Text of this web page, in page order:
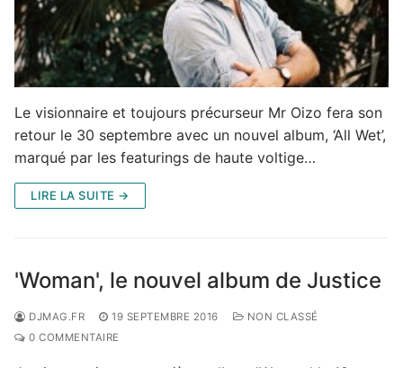
Le visionnaire et toujours précurseur Mr Oizo fera son
retour le 30 septembre avec un nouvel album, ‘All Wet’,
marqué par les featurings de haute voltige…
LIRE LA SUITE →
'Woman', le nouvel album de Justice
DJMAG.FR 19 SEPTEMBRE 2016
NON CLASSÉ
0 COMMENTAIRE